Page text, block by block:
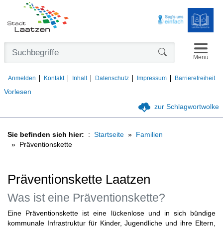
Vorlesen
Anmelden Kontakt Inhalt Datenschutz Impressum Barrierefreiheit
Menü
zur Schlagwortwolke
Sie befinden sich hier: Startseite
Familien
Präventionskette
Präventionskette Laatzen
Was ist eine Präventionskette?
Eine Präventionskette ist eine lückenlose und in sich bündige
kommunale Infrastruktur für Kinder, Jugendliche und ihre Eltern,